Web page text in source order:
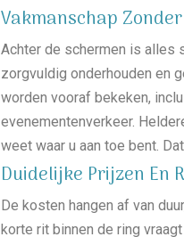
Vakmanschap Zonder
Achter de schermen is alles
zorgvuldig onderhouden en
worden vooraf bekeken,
evenementenverkeer.
weet waar u aan toe bent.
Duidelijke Prijzen En
De kosten hangen af van
korte rit binnen de ring